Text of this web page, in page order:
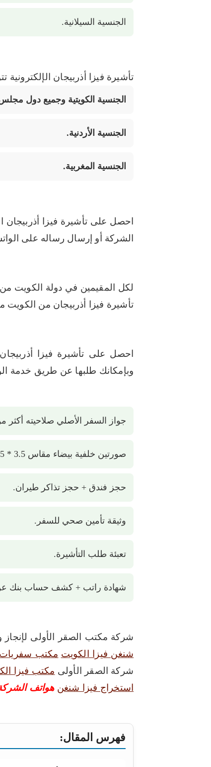
الجنسية السيلانية.
تأشيرة فيزا أذربيجان الإلكترونية
الجنسية الكويتية وجميع دول
الجنسية الأردنية.
الجنسية المغربية.
الشركة أو إرسال رساله على
لكل المقيمين في دولة الكويت
تأشيرة فيزا أذربيجان من
وبإمكانك طلبها عن طريق خدمة
جواز السفر الأصلي صلاحيته أكثر من 6 ستة
صورتين خلفية بيضاء مقاس 3.5 * 4.5.
حجز فندق + حجز تذاكر طيران.
وثيقة تأمين صحي للسفر.
تعبئة طلب التأشيرة.
شهادة راتب + كشف حساب بنك عن آخر 3
شركة مكتب الصقر الأولى لإنجاز
شنغن فيزا الكويت مكتب
شركة الصقر الأولى مكتب فيزا
استخراج فيزا شنغن هواتف الشركة : 50503376 –
فهرس المقال: